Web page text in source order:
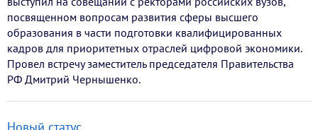
посвященном вопросам развития сферы высшего
образования в части подготовки квалифицированных
кадров для приоритетных отраслей цифровой экономики.
Провел встречу заместитель председателя Правительства
РФ Дмитрий Чернышенко.